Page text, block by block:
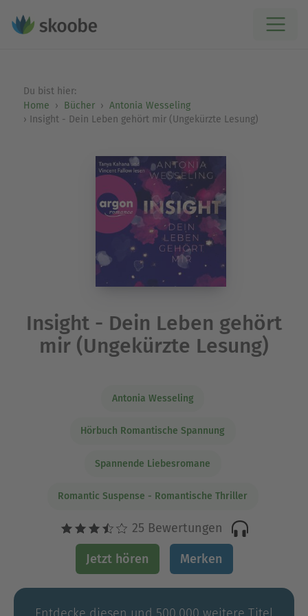
Du bist hier:
Home
Bücher
Antonia Wesseling
Insight - Dein Leben gehört mir (Ungekürzte Lesung)
Insight - Dein Leben gehört
mir (Ungekürzte Lesung)
Antonia Wesseling
Hörbuch Romantische Spannung
Spannende Liebesromane
Romantic Suspense - Romantische Thriller
25 Bewertungen
Jetzt hören Merken